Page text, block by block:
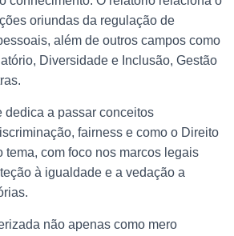
oriundas da regulação de
além de outros campos como
Diversidade e Inclusão, Gestão
dedica a passar conceitos
fairness e como o Direito
tema, com foco nos marcos legais
à igualdade e a vedação a
não apenas como mero